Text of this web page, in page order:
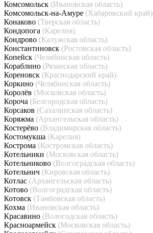
Комсомольск (Ивановская область)
Комсомольск-на-Амуре (Хабаровский край)
Конаково (Тверская область)
Кондопога (Карелия)
Кондрово (Калужская область)
Константиновск (Ростовская область)
Копейск (Челябинская область)
Кораблино (Рязанская область)
Кореновск (Краснодарский край)
Коркино (Челябинская область)
Королёв (Московская область)
Короча (Белгородская область)
Корсаков (Сахалинская область)
Коряжма (Архангельская область)
Костерёво (Владимирская область)
Костомукша (Карелия)
Кострома (Костромская область)
Котельники (Московская область)
Котельниково (Волгоградская область)
Котельнич (Кировская область)
Котлас (Архангельская область)
Котово (Волгоградская область)
Котовск (Тамбовская область)
Кохма (Ивановская область)
Красавино (Вологодская область)
Красноармейск (Московская область)